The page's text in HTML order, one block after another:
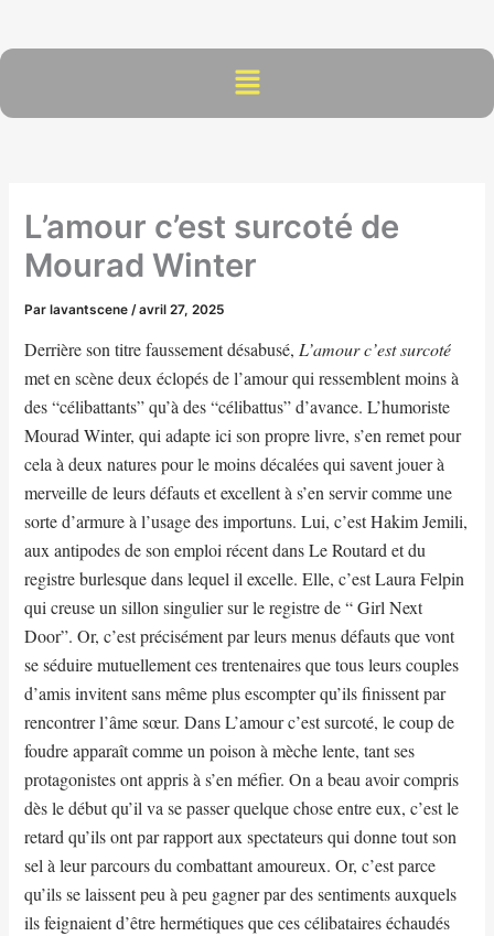
contenu
Menu
L’amour c’est surcoté de
Mourad Winter
Parlavantscene /avril 27, 2025
Derrière son titre faussement désabusé, L’amour c’est surcoté
met en scène deux éclopés de l’amour qui ressemblent moins à
des “célibattants” qu’à des “célibattus” d’avance. L’humoriste
Mourad Winter, qui adapte ici son propre livre, s’en remet pour
cela à deux natures pour le moins décalées qui savent jouer à
merveille de leurs défauts et excellent à s’en servir comme une
sorte d’armure à l’usage des importuns. Lui, c’est Hakim Jemili,
aux antipodes de son emploi récent dans Le Routard et du
registre burlesque dans lequel il excelle. Elle, c’est Laura Felpin
qui creuse un sillon singulier sur le registre de “ Girl Next
Door”. Or, c’est précisément par leurs menus défauts que vont
se séduire mutuellement ces trentenaires que tous leurs couples
d’amis invitent sans même plus escompter qu’ils finissent par
rencontrer l’âme sœur. Dans L’amour c’est surcoté, le coup de
foudre apparaît comme un poison à mèche lente, tant ses
protagonistes ont appris à s’en méfier. On a beau avoir compris
dès le début qu’il va se passer quelque chose entre eux, c’est le
retard qu’ils ont par rapport aux spectateurs qui donne tout son
sel à leur parcours du combattant amoureux. Or, c’est parce
qu’ils se laissent peu à peu gagner par des sentiments auxquels
ils feignaient d’être hermétiques que ces célibataires échaudés